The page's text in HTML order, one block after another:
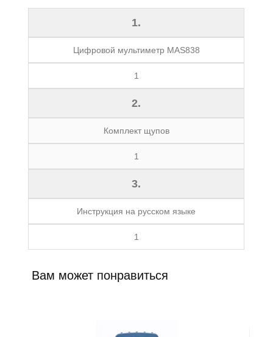
1.
Цифровой мультиметр MAS838
1
2.
Комплект щупов
1
3.
Инструкция на русском языке
1
Вам может понравиться